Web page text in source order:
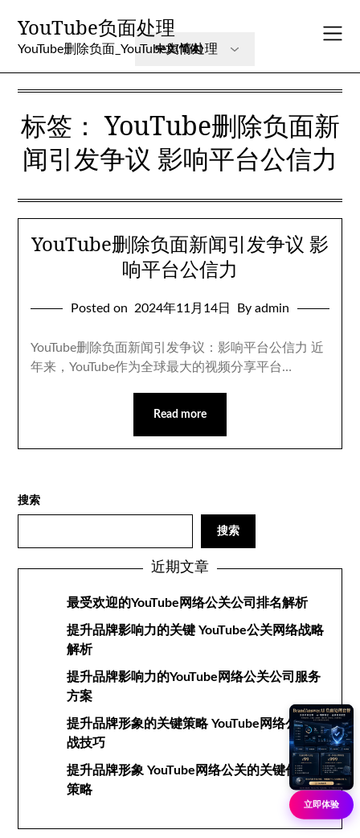
content
YouTube负面处理
YouTube删除负面_YouTube舆情处理
标签：YouTube删除负面新
闻引发争议 影响平台公信力
YouTube删除负面新闻引发争议 影
响平台公信力
Posted on 2024年11月14日 By admin
YouTube删除负面新闻引发争议：影响平台公信力 近
年来，YouTube作为全球最大的视频分享平台…
Read more
搜索
搜索
近期文章
最受欢迎的YouTube网络公关公司排名解析
提升品牌影响力的关键 YouTube公关网络战略
解析
提升品牌影响力的YouTube网络公关公司服务
方案
提升品牌形象的关键策略 YouTube网络公关实
战技巧
提升品牌形象 YouTube网络公关的关键作用与
策略
立即体验